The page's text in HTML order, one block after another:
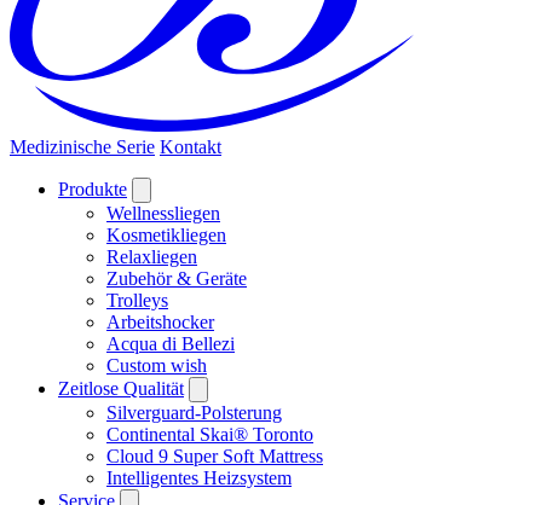
Medizinische Serie Kontakt
Produkte
Wellnessliegen
Kosmetikliegen
Relaxliegen
Zubehör & Geräte
Trolleys
Arbeitshocker
Acqua di Bellezi
Custom wish
Zeitlose Qualität
Silverguard-Polsterung
Continental Skai® Toronto
Cloud 9 Super Soft Mattress
Intelligentes Heizsystem
Service